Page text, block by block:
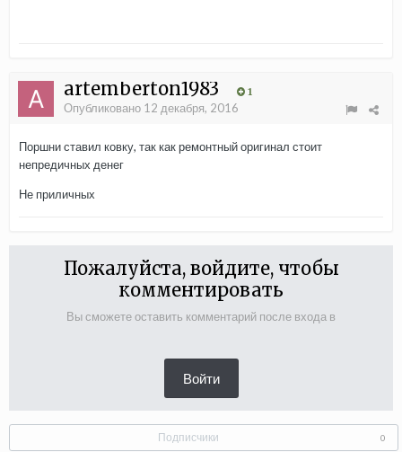
artemberton1983 1
Опубликовано 12 декабря, 2016
Поршни ставил ковку, так как ремонтный оригинал стоит
непредичных денег
Не приличных
Пожалуйста, войдите, чтобы
комментировать
Вы сможете оставить комментарий после входа в
Войти
Подписчики 0